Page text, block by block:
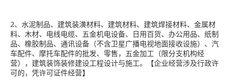
2、水泥制品、建筑装潢材料、建筑材料、建筑焊接材料、金属材
料、木材、电线电缆、五金机电设备、日用百货、办公用品、纸制
品、橡胶制品、通讯设备（不含卫星广播电视地面接收设施）、汽
车配件、摩托车配件的批发、零售，五金加工（限分支机构经
营），建筑装饰装修建设工程设计与施工。【企业经营涉及行政许
可的，凭许可证件经营】